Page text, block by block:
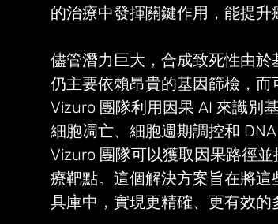
的治療中發揮關鍵作用，能提升
儘管潛力巨大，合成致死性由
仍主要依賴昂貴的基因篩檢，而
Vizuro 團隊利用因果 AI 來識別
細胞凋亡、細胞週期調控和
Vizuro 團隊可以獲取因果路徑
療靶點。這個解決方案旨在將
具庫中，實現更精確、更有效的